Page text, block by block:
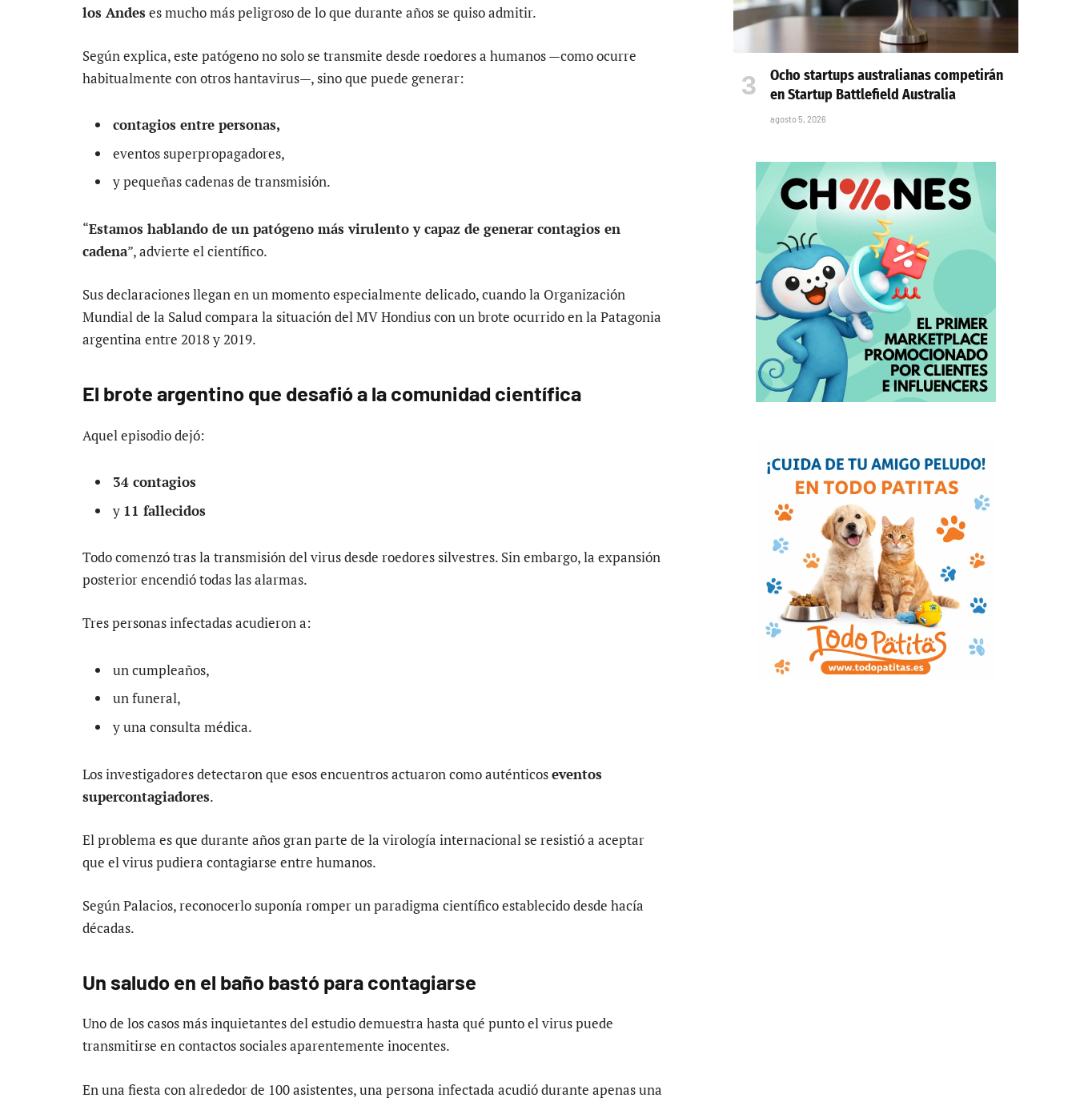
los Andeses mucho más peligroso de lo que durante años se quiso admitir.
Según explica, este patógeno no solo se transmite desde roedores a humanos —como ocurre
habitualmente con otros hantavirus—, sino que puede generar:
contagios entre personas,
eventos superpropagadores,
y pequeñas cadenas de transmisión.
“Estamos hablando de un patógeno más virulento y capaz de generar contagios en
cadena”, advierte el científico.
Sus declaraciones llegan en un momento especialmente delicado, cuando la Organización
Mundial de la Salud compara la situación del MV Hondius con un brote ocurrido en la Patagonia
argentina entre 2018 y 2019.
El brote argentino que desafió a la comunidad científica
Aquel episodio dejó:
34 contagios
y 11 fallecidos
Todo comenzó tras la transmisión del virus desde roedores silvestres. Sin embargo, la expansión
posterior encendió todas las alarmas.
Tres personas infectadas acudieron a:
un cumpleaños,
un funeral,
y una consulta médica.
Los investigadores detectaron que esos encuentros actuaron como auténticoseventos
supercontagiadores.
El problema es que durante años gran parte de la virología internacional se resistió a aceptar
que el virus pudiera contagiarse entre humanos.
Según Palacios, reconocerlo suponía romper un paradigma científico establecido desde hacía
décadas.
Un saludo en el baño bastó para contagiarse
Uno de los casos más inquietantes del estudio demuestra hasta qué punto el virus puede
transmitirse en contactos sociales aparentemente inocentes.
En una fiesta con alrededor de 100 asistentes, una persona infectada acudió durante apenas una
Ocho startups australianas competirán
en Startup Battlefield Australia
agosto 5, 2026